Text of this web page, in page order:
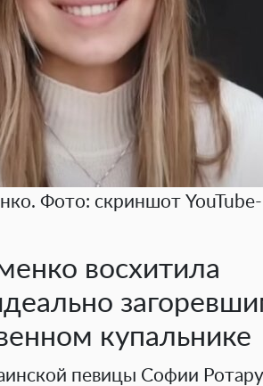
Фото: скриншот
восхитила
купальнике
певицы Софии